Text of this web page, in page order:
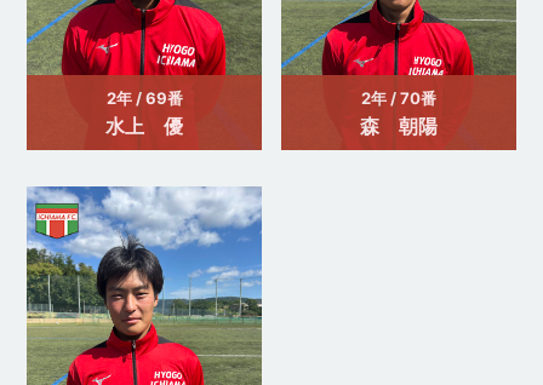
2年 / 69番
水上 優
2年 / 70番
森 朝陽